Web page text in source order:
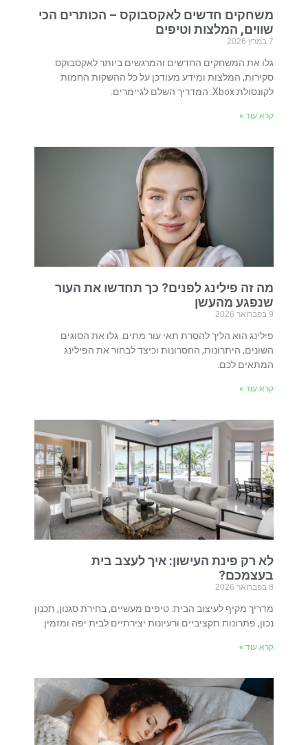
משחקים חדשים לאקסבוקס – הכותרים הכי
שווים, המלצות וטיפים
7 במרץ 2026
גלו את המשחקים החדשים והמרגשים ביותר לאקסבוקס.
סקירות, המלצות ומידע מעודכן על כל ההשקות החמות
לקונסולת Xbox. המדריך השלם לגיימרים.
קרא עוד »
מה זה פילינג לפנים? כך תחדשו את העור
שנפגע מהעשן
9 בפברואר 2026
פילינג הוא הליך להסרת תאי עור מתים. גלו את הסוגים
השונים, היתרונות, החסרונות וכיצד לבחור את הפילינג
המתאים לכם.
קרא עוד »
לא רק פינת העישון: איך לעצב בית
בעצמכם?
8 בפברואר 2026
מדריך מקיף לעיצוב הבית: טיפים מעשיים, בחירת סגנון, תכנון
נכון, פתרונות תקציביים ורעיונות יצירתיים לבית יפה ומזמין.
קרא עוד »